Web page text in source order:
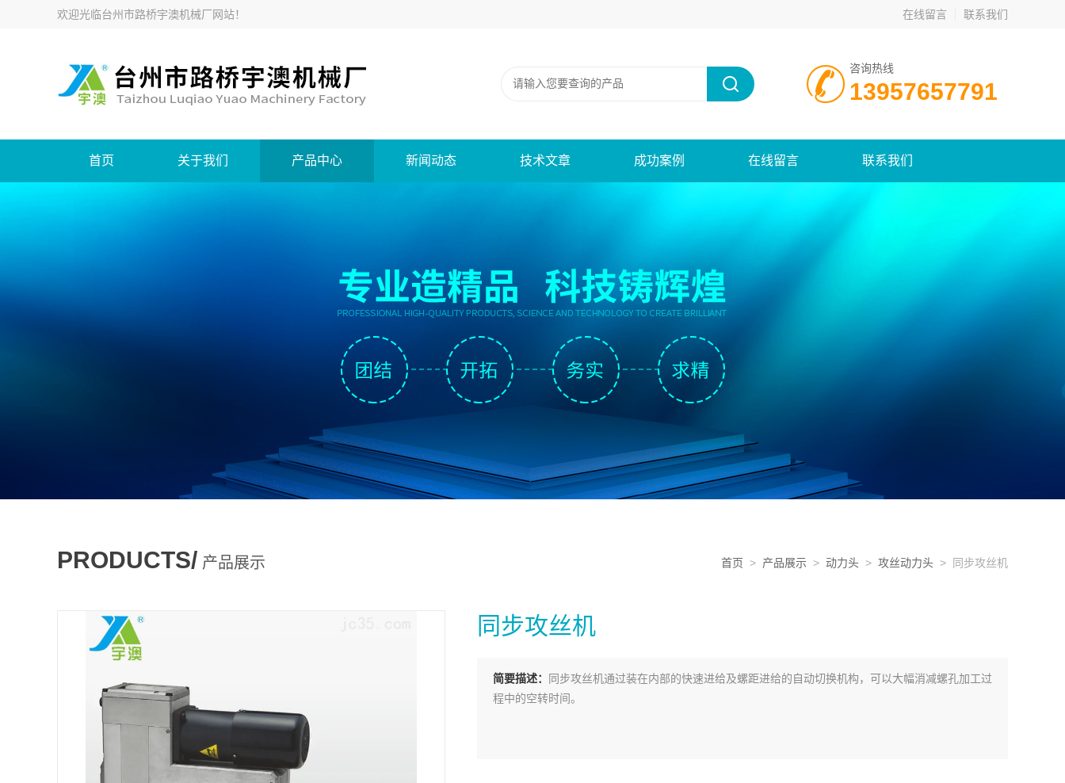
欢迎光临台州市路桥宇澳机械厂网站！ 在线留言 联系我们
咨询热线
13957657791
首页 关于我们 产品中心 新闻动态 技术文章 成功案例 在线留言 联系我们
PRODUCTS/ 产品展示 首页 > 产品展示 > 动力头 > 攻丝动力头 > 同步攻丝机
同步攻丝机
简要描述：
同步攻丝机通过装在内部的快速进给及螺距进给的自动切换机构，可以大幅消减螺孔加工过
程中的空转时间。